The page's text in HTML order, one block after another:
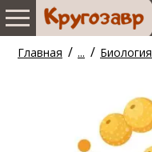
Главная / ... / Биология